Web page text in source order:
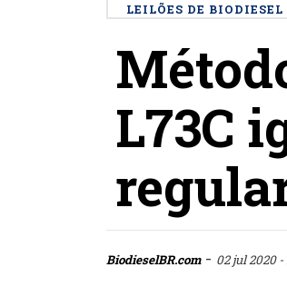
LEILÕES DE BIODIESEL
L73C
BiodieselBR.com- 02 jul 2020 -